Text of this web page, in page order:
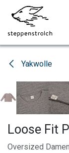
Zum Inhalt springen
Yakwolle
Loose Fit
Oversized